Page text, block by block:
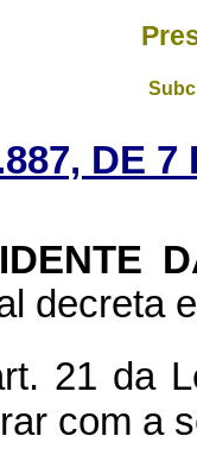
DE 7
DA
decreta
21 da
com a